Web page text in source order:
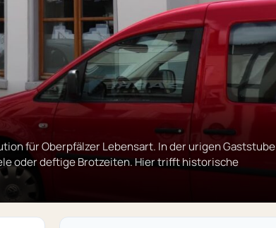
für Oberpfälzer Lebensart. In der urigen Gaststube
oder deftige Brotzeiten. Hier trifft historische